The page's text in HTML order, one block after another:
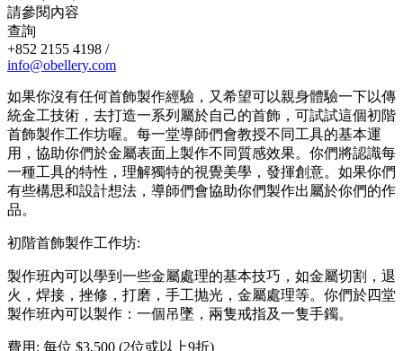
請參閱內容
查詢
+852 2155 4198 /
info@obellery.com
如果你沒有任何首飾製作經驗，又希望可以親身體驗一下以傳
統金工技術，去打造一系列屬於自己的首飾，可試試這個初階
首飾製作工作坊喔。每一堂導師們會教授不同工具的基本運
用，協助你們於金屬表面上製作不同質感效果。你們將認識每
一種工具的特性，理解獨特的視覺美學，發揮創意。如果你們
有些構思和設計想法，導師們會協助你們製作出屬於你們的作
品。
初階首飾製作工作坊:
製作班內可以學到一些金屬處理的基本技巧，如金屬切割，退
火，焊接，挫修，打磨，手工抛光，金屬處理等。你們於四堂
製作班內可以製作：一個吊墜，兩隻戒指及一隻手鐲。
費用: 每位 $3,500 (2位或以上9折)